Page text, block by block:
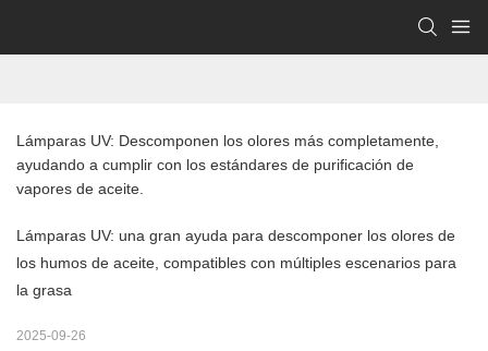
Lámparas UV: Descomponen los olores más completamente,
ayudando a cumplir con los estándares de purificación de
vapores de aceite.
Lámparas UV: una gran ayuda para descomponer los olores de
los humos de aceite, compatibles con múltiples escenarios para
la grasa
2025-09-26